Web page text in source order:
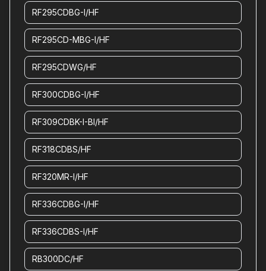
RF295CDBG-I/HF
RF295CD-MBG-I/HF
RF295CDWG/HF
RF300CDBG-I/HF
RF309CDBK-I-BI/HF
RF318CDBS/HF
RF320MR-I/HF
RF336CDBG-I/HF
RF336CDBS-I/HF
RB300DC/HF